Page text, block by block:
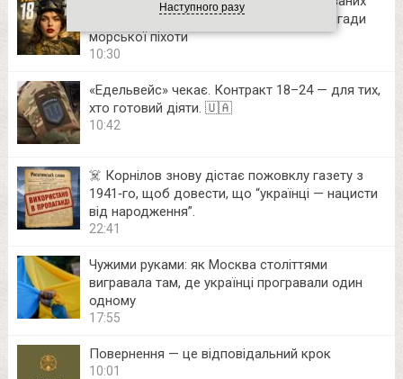
комплексів легендарної 36 окремої бригади
морської піхоти
10:30
«Едельвейс» чекає. Контракт 18–24 — для тих,
хто готовий діяти. 🇺🇦
10:42
☠️ Корнілов знову дістає пожовклу газету з
1941‑го, щоб довести, що “українці — нацисти
від народження”.
22:41
Чужими руками: як Москва століттями
вигравала там, де українці програвали один
одному
17:55
Повернення — це відповідальний крок
10:01
Наступного разу